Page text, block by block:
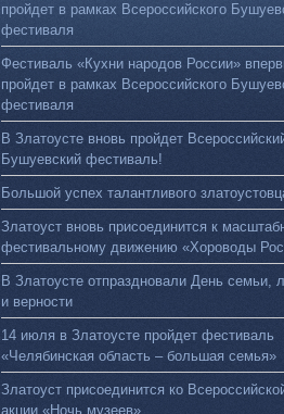
пройдет в рамках Всероссийского
фестиваля
Фестиваль «Кухни народов России»
пройдет в рамках Всероссийского
фестиваля
В Златоусте вновь пройдет
Бушуевский фестиваль!
Большой успех талантливого
Златоуст вновь присоединится к
фестивальному движению «Хороводы
В Златоусте отпраздновали День семьи,
и верности
14 июля в Златоусте пройдет фестиваль
«Челябинская область – большая семья»
Златоуст присоединится ко
акции «Ночь музеев»